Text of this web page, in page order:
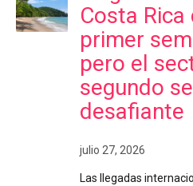
Costa Rica
primer
pero el
segundo
desafiante
julio 27, 2026
Las llegadas